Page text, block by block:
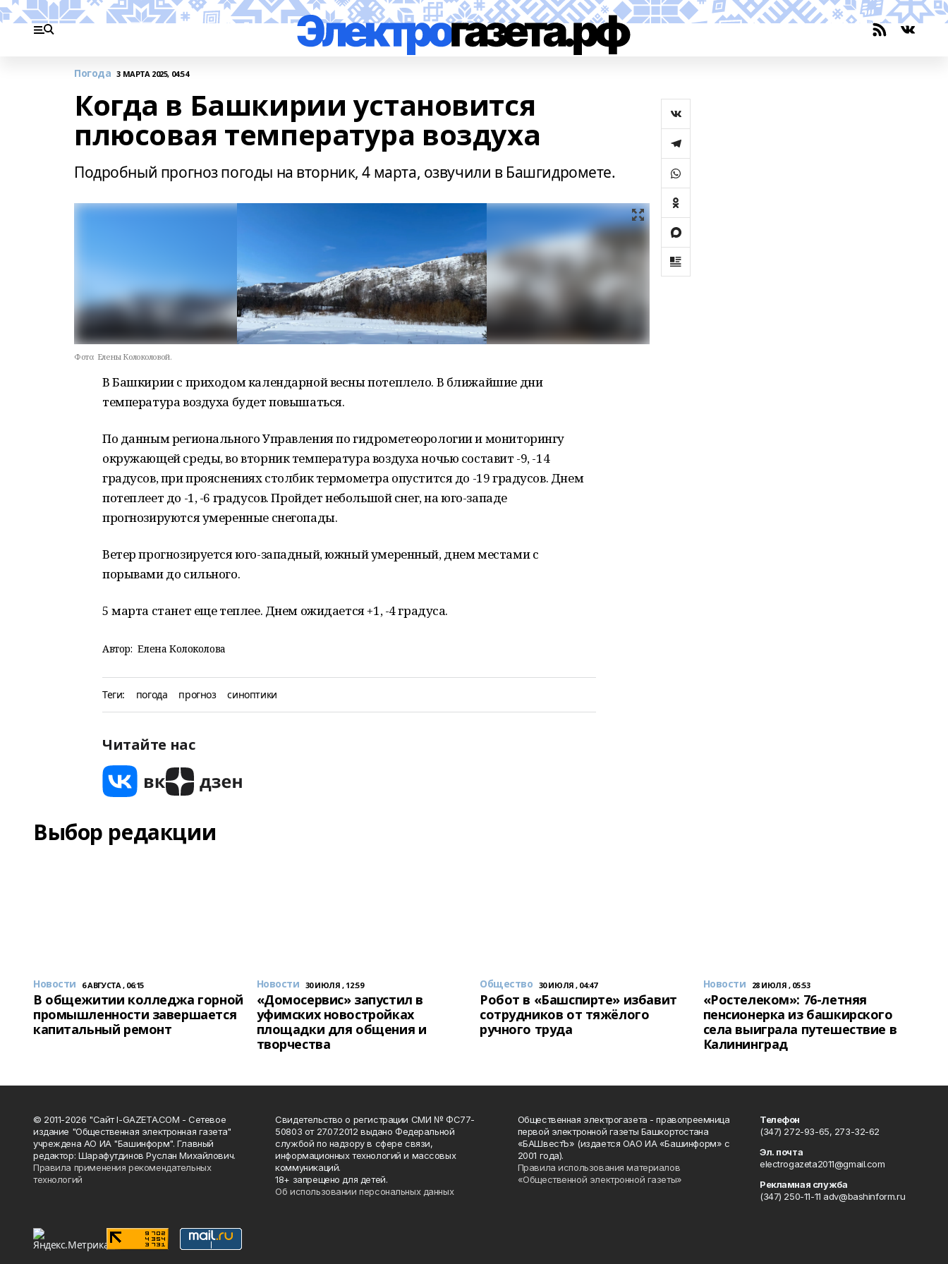
Погода 3 МАРТА 2025, 04:54
Когда в Башкирии установится
плюсовая температура воздуха
Подробный прогноз погоды на вторник, 4 марта, озвучили в Башгидромете.
Фото: Елены Колоколовой.
В Башкирии с приходом календарной весны потеплело. В ближайшие дни
температура воздуха будет повышаться.
По данным регионального Управления по гидрометеорологии и мониторингу
окружающей среды, во вторник температура воздуха ночью составит -9, -14
градусов, при прояснениях столбик термометра опустится до -19 градусов. Днем
потеплеет до -1, -6 градусов. Пройдет небольшой снег, на юго-западе
прогнозируются умеренные снегопады.
Ветер прогнозируется юго-западный, южный умеренный, днем местами с
порывами до сильного.
5 марта станет еще теплее. Днем ожидается +1, -4 градуса.
Автор: Елена Колоколова
Теги: погода прогноз синоптики
Читайте нас
Выбор редакции
Новости 6 АВГУСТА , 06:15
В общежитии колледжа горной
промышленности завершается
капитальный ремонт
Новости 30 ИЮЛЯ , 12:59
«Домосервис» запустил в
уфимских новостройках
площадки для общения и
творчества
Общество 30 ИЮЛЯ , 04:47
Робот в «Башспирте» избавит
сотрудников от тяжёлого
ручного труда
Новости 28 ИЮЛЯ , 05:53
«Ростелеком»: 76-летняя
пенсионерка из башкирского
села выиграла путешествие в
Калининград
© 2011-2026 "Сайт I-GAZETA.COM - Сетевое
издание "Общественная электронная газета"
учреждена АО ИА "Башинформ". Главный
редактор: Шарафутдинов Руслан Михайлович.
Правила применения рекомендательных
технологий
Свидетельство о регистрации СМИ № ФС77-
50803 от 27.07.2012 выдано Федеральной
службой по надзору в сфере связи,
информационных технологий и массовых
коммуникаций.
18+ запрещено для детей.
Об использовании персональных данных
Общественная электрогазета - правопреемница
первой электронной газеты Башкортостана
«БАШвестЪ» (издается ОАО ИА «Башинформ» с
2001 года).
Правила использования материалов
«Общественной электронной газеты»
Телефон
(347) 272-93-65, 273-32-62
Эл. почта
electrogazeta2011@gmail.com
Рекламная служба
(347) 250-11-11 adv@bashinform.ru